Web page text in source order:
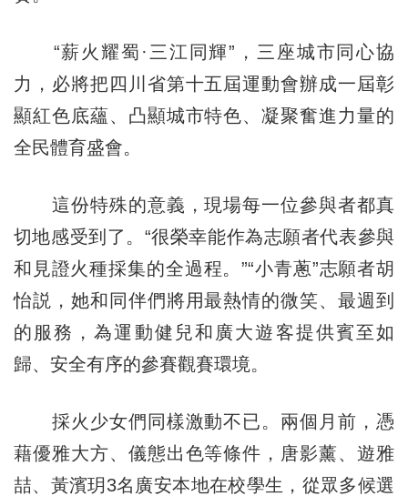
“薪火耀蜀·三江同輝”，三座城市同心協
力，必將把四川省第十五屆運動會辦成一屆彰
顯紅色底蘊、凸顯城市特色、凝聚奮進力量的
全民體育盛會。
這份特殊的意義，現場每一位參與者都真
切地感受到了。“很榮幸能作為志願者代表參與
和見證火種採集的全過程。”“小青蔥”志願者胡
怡説，她和同伴們將用最熱情的微笑、最週到
的服務，為運動健兒和廣大遊客提供賓至如
歸、安全有序的參賽觀賽環境。
採火少女們同樣激動不已。兩個月前，憑
藉優雅大方、儀態出色等條件，唐影薰、遊雅
喆、黃濱玥3名廣安本地在校學生，從眾多候選